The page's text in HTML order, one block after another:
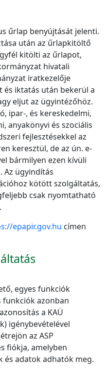
űrlap benyújtását jelenti.
után az űrlapkitöltő
kitölti az űrlapot,
hivatali
iratkezelője
iktatás után bekerül a
eljut az ügyintézőhöz.
ipar-, és kereskedelmi,
anyakönyvi és szociális
fejlesztésekkel az
keresztül, de az ún. e-
bármilyen ezen kívüli
Az ügyindítás
kötött szolgáltatás,
csak nyomtatható
epapir.gov.hu címen
egyes funkciók
funkciók azonban
a KAÜ
igénybevételével
az ASP
fiókja, amelyben
és adatok adhatók meg.